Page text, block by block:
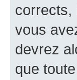
corrects,
vous
devrez
que